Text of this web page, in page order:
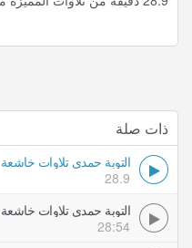
ذات صلة
التوبة حمدي تلاوات خاشعة
28.9
التوبة حمدي تلاوات خاشعة
28:54